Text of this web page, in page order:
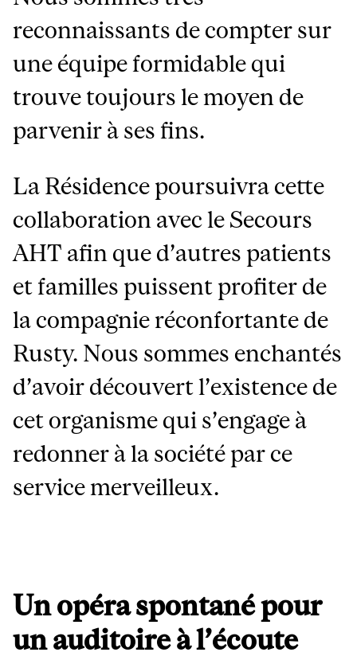
reconnaissants de compter sur
une équipe formidable qui
trouve toujours le moyen de
parvenir à ses fins.
La Résidence poursuivra cette
collaboration avec le Secours
AHT afin que d’autres patients
et familles puissent profiter de
la compagnie réconfortante de
Rusty. Nous sommes enchantés
d’avoir découvert l’existence de
cet organisme qui s’engage à
redonner à la société par ce
service merveilleux.
Un opéra spontané pour
un auditoire à l’écoute